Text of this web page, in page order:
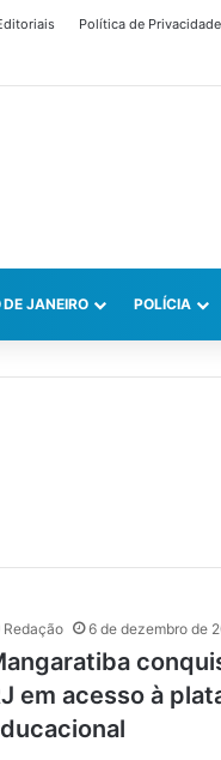
Política de Privacidade
DE JANEIRO POLÍCIA
Redação 6 de dezembro de
em acesso à